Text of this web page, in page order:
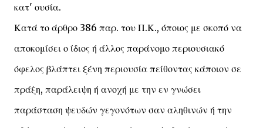
κατ' ουσία.
Κατά το άρθρο 386 παρ. του Π.Κ., όποιος με σκοπό να
αποκομίσει ο ίδιος ή άλλος παράνομο περιουσιακό
όφελος βλάπτει ξένη περιουσία πείθοντας κάποιον σε
πράξη, παράλειψη ή ανοχή με την εν γνώσει
παράσταση ψευδών γεγονότων σαν αληθινών ή την